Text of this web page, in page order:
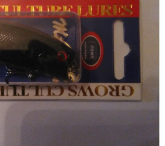
Снасти на хищника
Стулья и столы
Удочки
Технопланктон